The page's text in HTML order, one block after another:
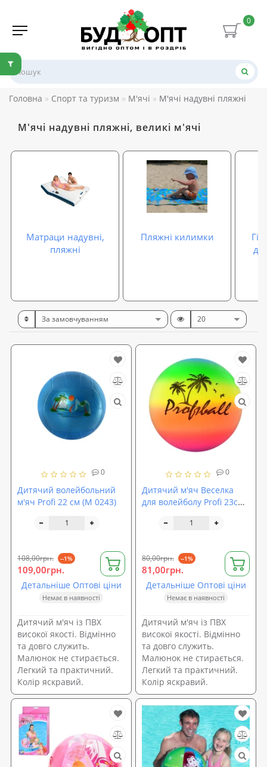
0
Головна Спорт та туризм М'ячі М'ячі надувні пляжні
М'ячі надувні пляжні, великі м'ячі
Матраци надувні,
пляжні
Пляжні килимки
0
Дитячий волейбольний
м'яч Profi 22 см (M 0243)
108,00грн. --1%
109,00грн.
Детальніше Оптові ціни
Немає в наявності
Дитячий м'яч із ПВХ
високої якості. Відмінно
та довго служить.
Малюнок не стирається.
Легкий та практичний.
Колір яскравий.
0
Дитячий м'яч Веселка
для волейболу Profi 23см
80,00грн. --1%
81,00грн.
Детальніше Оптові ціни
Немає в наявності
Дитячий м'яч із ПВХ
високої якості. Відмінно
та довго служить.
Малюнок не стирається.
Легкий та практичний.
Колір яскравий.